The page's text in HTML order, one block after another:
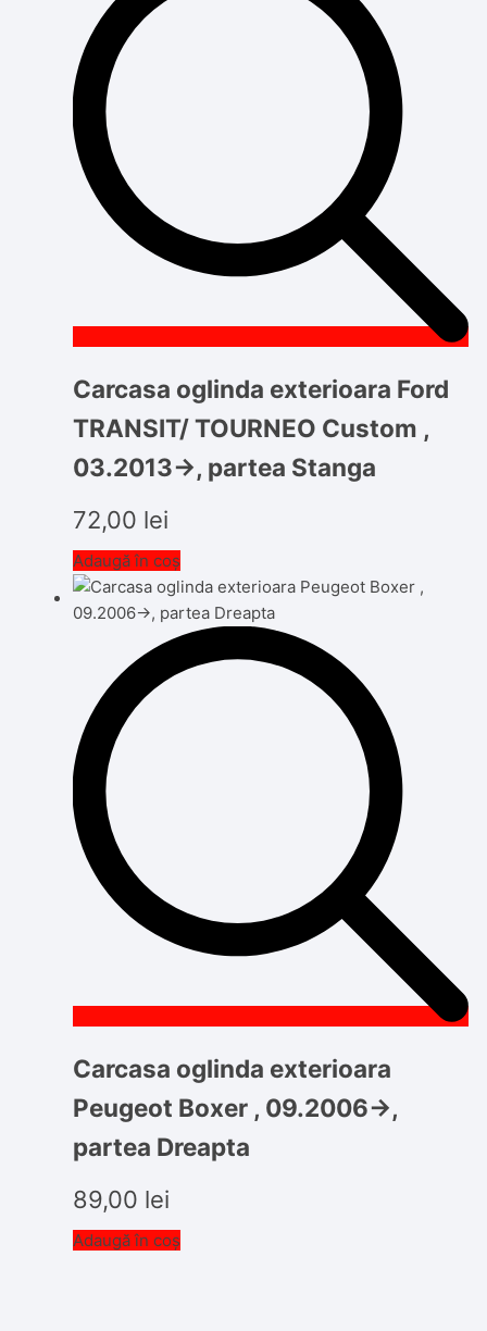
Carcasa oglinda exterioara Ford
TRANSIT/ TOURNEO Custom ,
03.2013->, partea Stanga
72,00 lei
Adaugă în coș
Carcasa oglinda exterioara
Peugeot Boxer , 09.2006->,
partea Dreapta
89,00 lei
Adaugă în coș